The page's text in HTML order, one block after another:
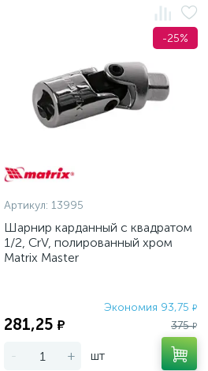
-25%
Артикул: 13995
Шарнир карданный с квадратом
1/2, CrV, полированный хром
Matrix Master
Экономия 93,75 ₽
281,25 ₽ 375₽
- + шт